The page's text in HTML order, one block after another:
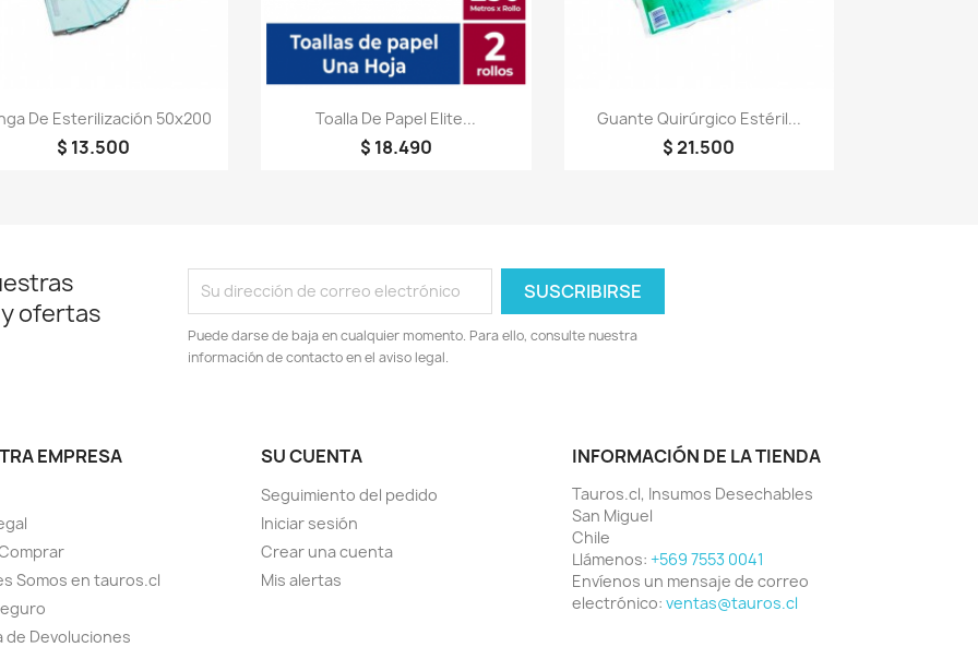
Vista rápida
De Esterilización 50x200
$ 13.500
Vista rápida
Toalla De Papel Elite...
$ 18.490
Vista rápida
Guante Quirúrgico Estéril...
$ 21.500
ofertas
Puede darse de baja en cualquier momento. Para ello, consulte nuestra
información de contacto en el aviso legal.
EMPRESA
Somos en tauros.cl
de Devoluciones
SU CUENTA
Seguimiento del pedido
Iniciar sesión
Crear una cuenta
Mis alertas
INFORMACIÓN DE LA TIENDA
Tauros.cl, Insumos Desechables
San Miguel
Chile
Llámenos: +569 7553 0041
Envíenos un mensaje de correo
electrónico: ventas@tauros.cl